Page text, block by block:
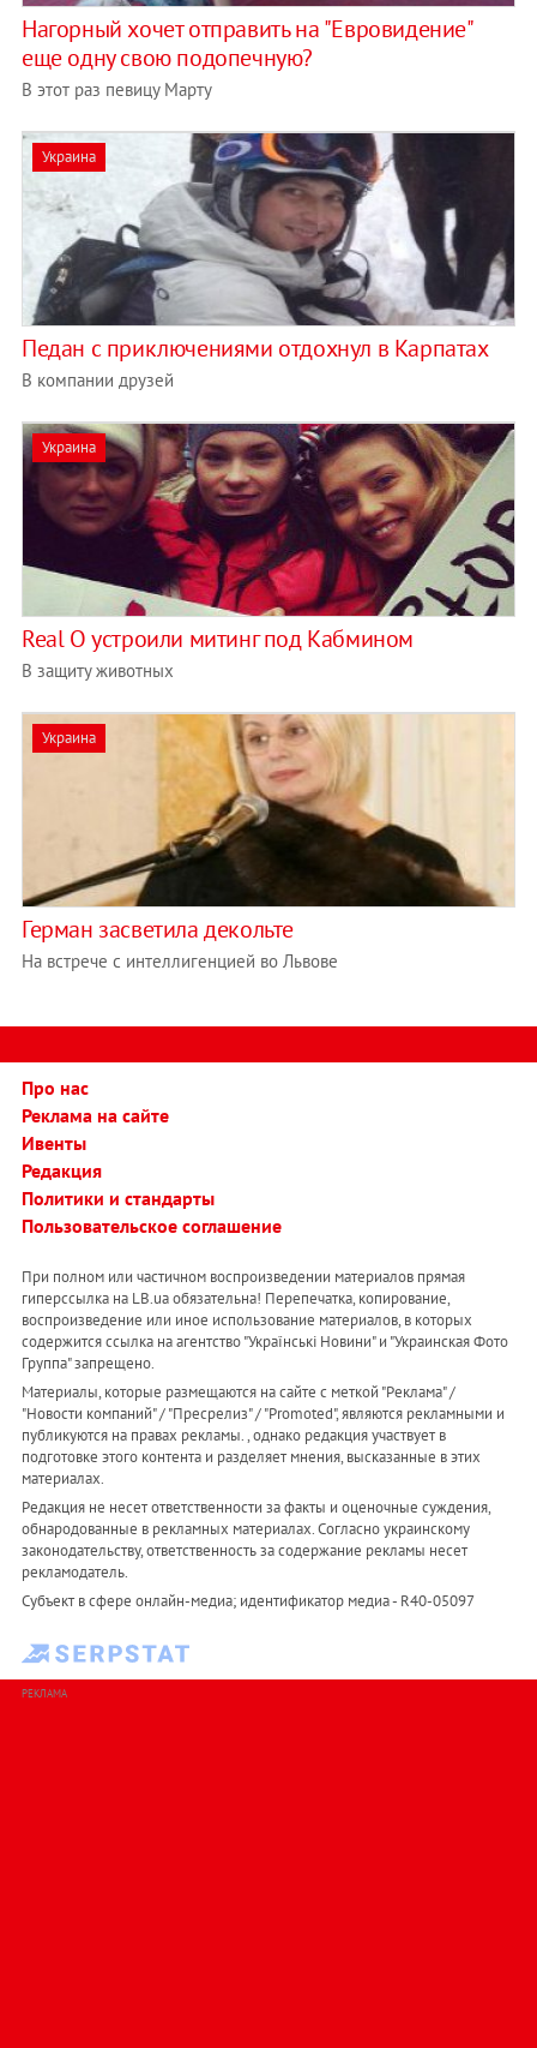
Нагорный хочет отправить на "Евровидение"
еще одну свою подопечную?
В этот раз певицу Марту
Украина
Педан с приключениями отдохнул в Карпатах
В компании друзей
Украина
Real O устроили митинг под Кабмином
В защиту животных
Украина
Герман засветила декольте
На встрече с интеллигенцией во Львове
Про нас
Реклама на сайте
Ивенты
Редакция
Политики и стандарты
Пользовательское соглашение
При полном или частичном воспроизведении материалов прямая
гиперссылка на LB.ua обязательна! Перепечатка, копирование,
воспроизведение или иное использование материалов, в которых
содержится ссылка на агентство "Українськi Новини" и "Украинская Фото
Группа" запрещено.
Материалы, которые размещаются на сайте с меткой "Реклама" /
"Новости компаний" / "Пресрелиз" / "Promoted", являются рекламными и
публикуются на правах рекламы. , однако редакция участвует в
подготовке этого контента и разделяет мнения, высказанные в этих
материалах.
Редакция не несет ответственности за факты и оценочные суждения,
обнародованные в рекламных материалах. Согласно украинскому
законодательству, ответственность за содержание рекламы несет
рекламодатель.
Субъект в сфере онлайн-медиа; идентификатор медиа - R40-05097
РЕКЛАМА